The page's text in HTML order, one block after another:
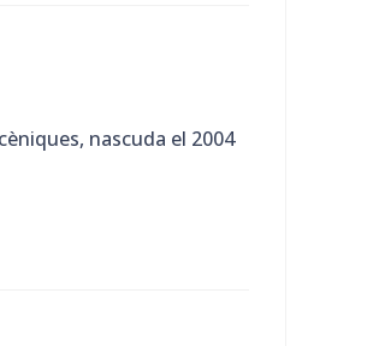
nascuda el 2004